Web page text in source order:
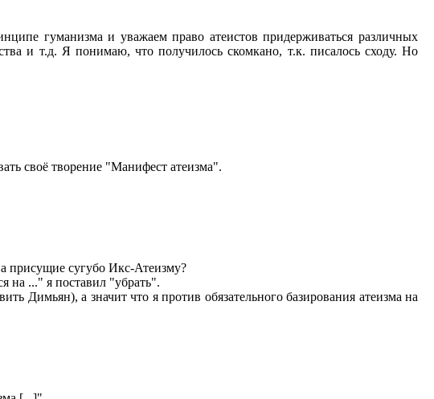
гуманизма и уважаем право атеистов придерживаться различных
и т.д. Я понимаю, что получилось скомкано, т.к. писалось сходу. Но
своё творение "Манифест атеизма".
присущие сугубо Икс-Атеизму?
на ..." я поставил "убрать".
Димьян), а значит что я против обязательного базирования атеизма на